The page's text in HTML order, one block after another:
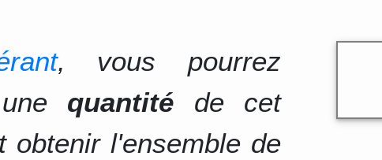
, vous pourrez
quantité de cet
obtenir l'ensemble de